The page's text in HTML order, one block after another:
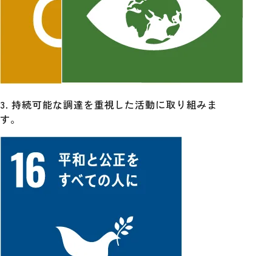
3. 持続可能な調達を重視した活動に取り組みま
す。